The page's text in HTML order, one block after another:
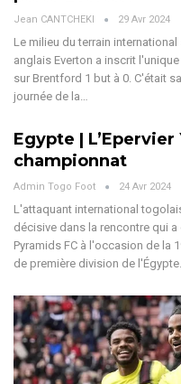
Jean CANTCHEKI 29 Avr 2024
Le milieu du terrain
anglais Everton a inscrit
sur Brentford 1 but à 0. C'était
journée de la…
Egypte |
championnat
Admin Togo Foot 24 Avr 2024
L'attaquant international
décisive dans la rencontre qui
Pyramids FC à l'occasion de la
de première division de